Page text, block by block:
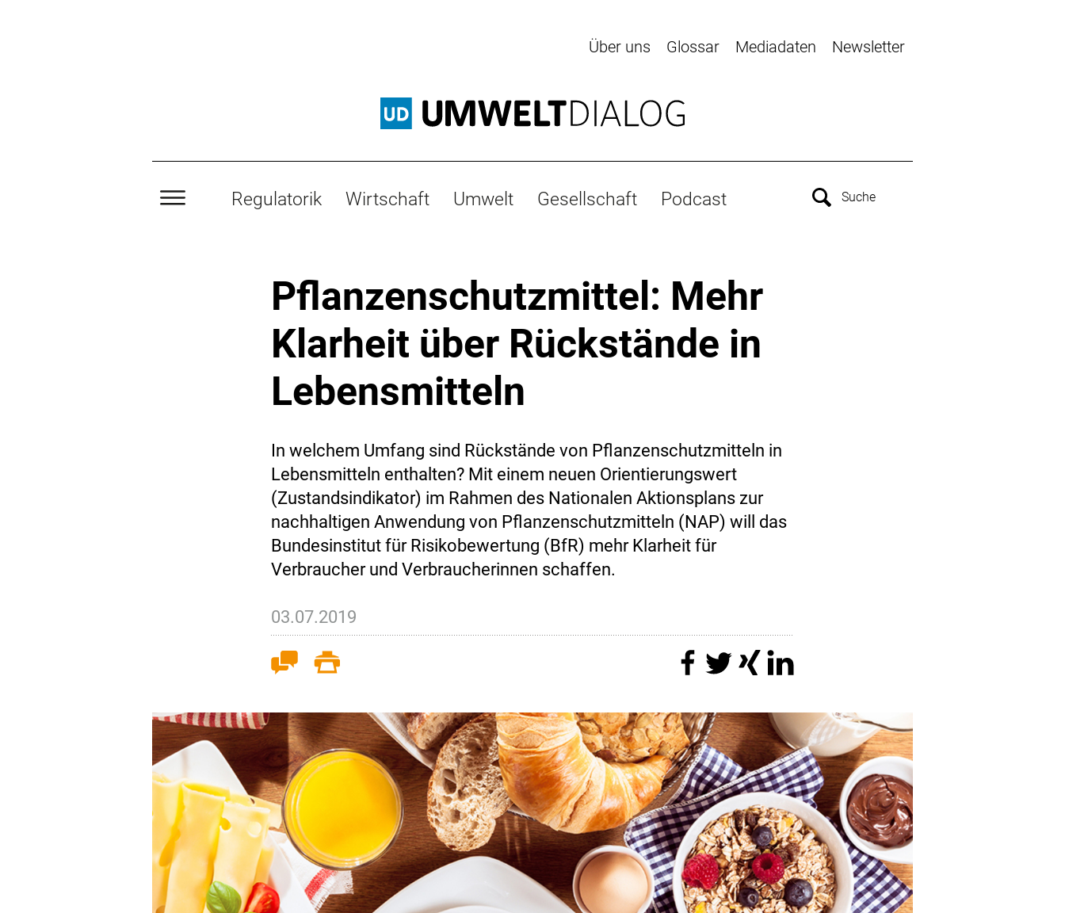
Über uns Glossar Mediadaten Newsletter
Regulatorik Wirtschaft Umwelt Gesellschaft Podcast
Pflanzenschutzmittel: Mehr
Klarheit über Rückstände in
Lebensmitteln
In welchem Umfang sind Rückstände von Pflanzenschutzmitteln in
Lebensmitteln enthalten? Mit einem neuen Orientierungswert
(Zustandsindikator) im Rahmen des Nationalen Aktionsplans zur
nachhaltigen Anwendung von Pflanzenschutzmitteln (NAP) will das
Bundesinstitut für Risikobewertung (BfR) mehr Klarheit für
Verbraucher und Verbraucherinnen schaffen.
03.07.2019